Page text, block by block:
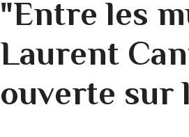
"Entre les
Laurent
ouverte sur